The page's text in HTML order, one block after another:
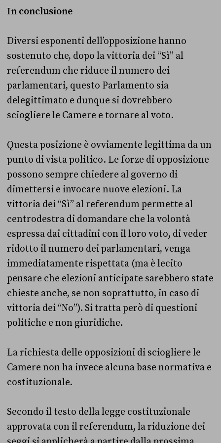
In conclusione
Diversi esponenti dell’opposizione hanno
sostenuto che, dopo la vittoria dei “Sì” al
referendum che riduce il numero dei
parlamentari, questo Parlamento sia
delegittimato e dunque si dovrebbero
sciogliere le Camere e tornare al voto.
Questa posizione è ovviamente legittima da un
punto di vista politico. Le forze di opposizione
possono sempre chiedere al governo di
dimettersi e invocare nuove elezioni. La
vittoria dei “Sì” al referendum permette al
centrodestra di domandare che la volontà
espressa dai cittadini con il loro voto, di veder
ridotto il numero dei parlamentari, venga
immediatamente rispettata (ma è lecito
pensare che elezioni anticipate sarebbero state
chieste anche, se non soprattutto, in caso di
vittoria dei “No”). Si tratta però di questioni
politiche e non giuridiche.
La richiesta delle opposizioni di sciogliere le
Camere non ha invece alcuna base normativa e
costituzionale.
Secondo il testo della legge costituzionale
approvata con il referendum, la riduzione dei